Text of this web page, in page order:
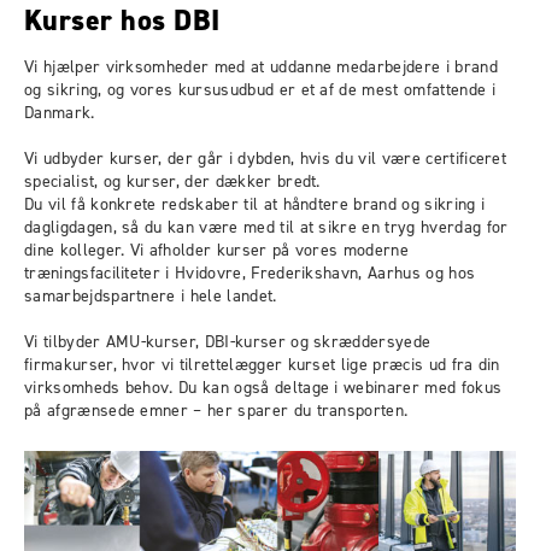
Kurser hos DBI
Vi hjælper virksomheder med at uddanne medarbejdere i brand
og sikring, og vores kursusudbud er et af de mest omfattende i
Danmark.
Vi udbyder kurser, der går i dybden, hvis du vil være certificeret
specialist, og kurser, der dækker bredt.
Du vil få konkrete redskaber til at håndtere brand og sikring i
dagligdagen, så du kan være med til at sikre en tryg hverdag for
dine kolleger. Vi afholder kurser på vores moderne
træningsfaciliteter i Hvidovre, Frederikshavn, Aarhus og hos
samarbejdspartnere i hele landet.
Vi tilbyder AMU-kurser, DBI-kurser og skræddersyede
firmakurser, hvor vi tilrettelægger kurset lige præcis ud fra din
virksomheds behov. Du kan også deltage i webinarer med fokus
på afgrænsede emner – her sparer du transporten.